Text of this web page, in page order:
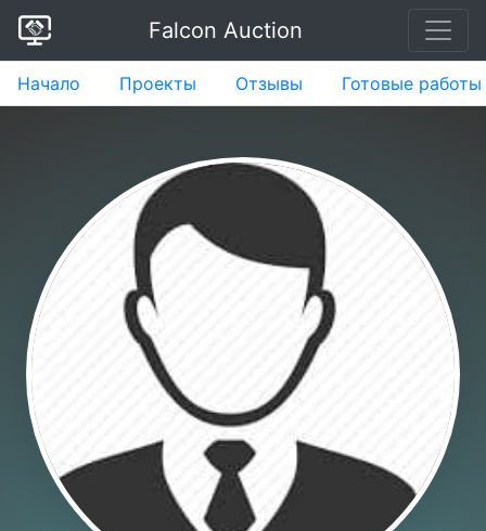
Falcon Auction
Начало Проекты Отзывы Готовые работы